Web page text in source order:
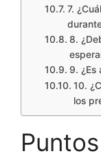
7.
8.
9. ¿Es
10.
los